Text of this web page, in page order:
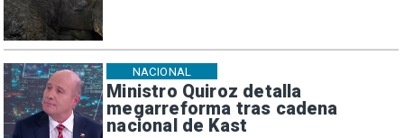
Ministro Quiroz detalla
megarreforma tras cadena
nacional de Kast
NACIONAL